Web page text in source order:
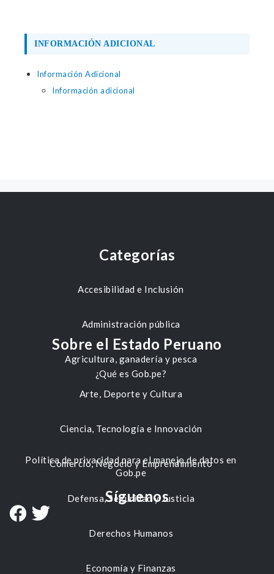
INFORMACIÓN ADICIONAL
Información Adicional
Información adicional
Categorías
Accesibilidad e Inclusión
Administración pública
Agricultura, ganadería y pesca
Arte, Deporte y Cultura
Ciencia, Tecnología e Innovación
Comercio, Negocio y Emprendimiento
Defensa, Seguridad y Justicia
Derechos Humanos
Economía y Finanzas
Sobre el Estado Peruano
¿Qué es Gob.pe?
Política de privacidad para el manejo de datos en
Gob.pe
Síguenos